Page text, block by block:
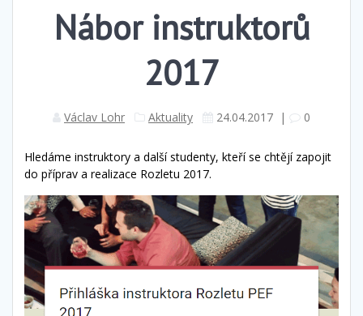
Nábor instruktorů
2017
Václav Lohr Aktuality 24.04.2017 | 0
Hledáme instruktory a další studenty, kteří se chtějí zapojit
do příprav a realizace Rozletu 2017.